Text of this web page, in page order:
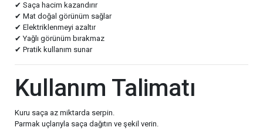
✔ Saça hacim kazandırır
✔ Mat doğal görünüm sağlar
✔ Elektriklenmeyi azaltır
✔ Yağlı görünüm bırakmaz
✔ Pratik kullanım sunar
Kullanım Talimatı
Kuru saça az miktarda serpin.
Parmak uçlarıyla saça dağıtın ve şekil verin.